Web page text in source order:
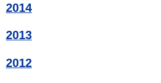
2014
2013
2012